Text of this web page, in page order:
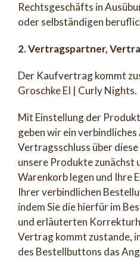
Rechtsgeschäfts in
oder selbständigen
2. Vertragspartner,
Der Kaufvertrag kommt
Groschke EI | Curly Nights.
Mit Einstellung der
geben wir ein
Vertragsschluss über
unsere Produkte zunächst
Warenkorb legen und Ihre
Ihrer verbindlichen
indem Sie die hierfür im
und erläuterten
Vertrag kommt zustande,
des Bestellbuttons das